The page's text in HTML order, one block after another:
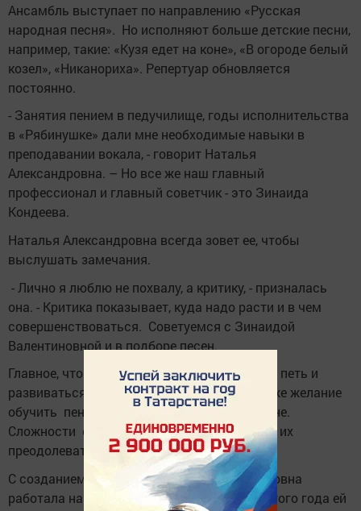
Ансамбль выступает по направлению «Русская
народная песня». Но исполняют больше детские песни,
например, такие: «Кузя едет на коне», «В огороде белый
козел», «Никанориха». Репертуар обновляется
постоянно.
- Занятия пением в педучилище, годы исполнительства
в «Рябинушке» дали мне необходимые навыки в
преподавании вокала, - говорит Наталья
Александровна. – Но все же наш главный
профессионал и главный советчик - это Зинаида
Кондеева.
Наталья Александровна всегда зовет ее, чтобы
выслушать замечания.
- Лично я люблю не похвалу, а критику, - призналась
она. - Критика показывает, куда надо расти и в чем
совершенствоваться. Советуемся с Зинаидой
Валентиновной и в подборе песен.
Главное, что у детей есть огромное желание петь и
развиваться вокально, а у педагога такое же желание
обучить пению и умению двигаться на сцене.
Сложности есть, конечно, но вместе учатся их
преодолевать.
С созданием ансамбля Наталья Александровна
работала на общественных началах, но с этого года ей